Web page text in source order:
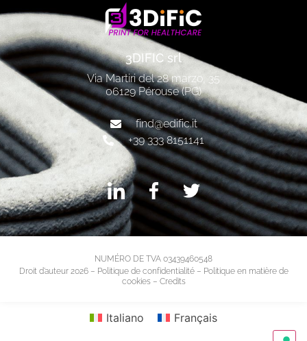
3DIFIC srl
Via Martiri del 28 marzo, 35
06129 Pérouse (PG)
find@edific.it
+39 333 8151141
NUMÉRO DE TVA 03439460548
Droit d’auteur 2026 – Politique de confidentialité– Politique en matière de
cookies– Credits
Italiano Français